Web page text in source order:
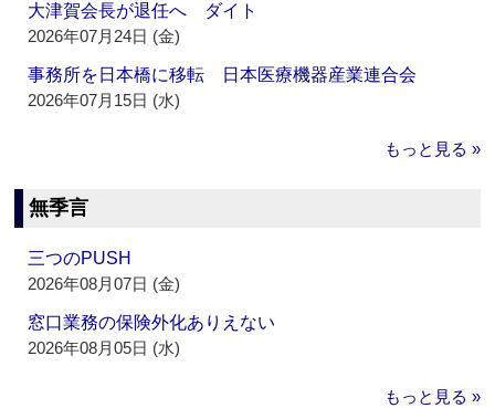
大津賀会長が退任へ ダイト
2026年07月24日 (金)
事務所を日本橋に移転 日本医療機器産業連合会
2026年07月15日 (水)
もっと見る »
無季言
三つのPUSH
2026年08月07日 (金)
窓口業務の保険外化ありえない
2026年08月05日 (水)
もっと見る »